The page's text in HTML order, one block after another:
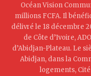
Océan Vision
millions FCFA. Il
délivré le 18 décembre
de Côte d’Ivoire,
d’Abidjan-Plateau. Le
Abidjan, dans la
logements, Cité